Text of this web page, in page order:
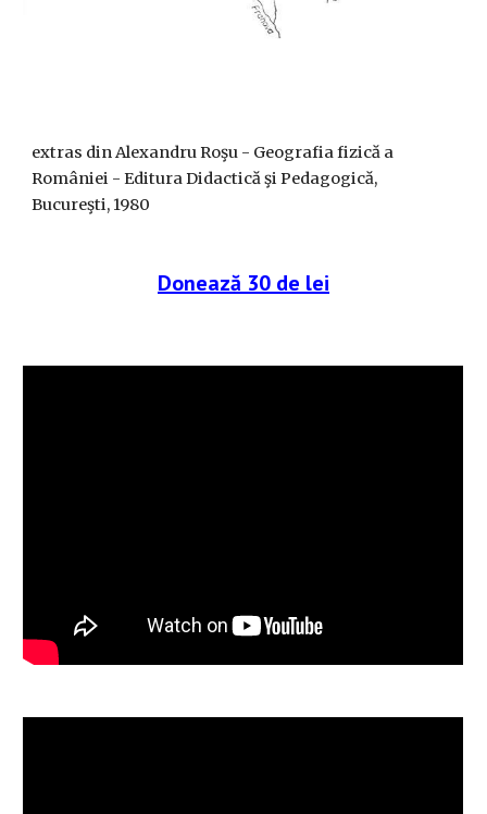
extras din Alexandru Roşu - Geografia fizică a
României - Editura Didactică şi Pedagogică,
Bucureşti, 1980
Donează 30 de lei